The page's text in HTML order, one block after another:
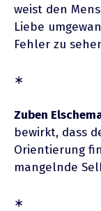
weist den
Liebe
Fehler zu
∗
Zuben
bewirkt, dass
Orientierung
mangelnde
∗